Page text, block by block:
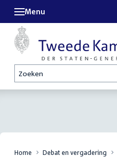
Zoeken
Menu
Home Debat en vergadering